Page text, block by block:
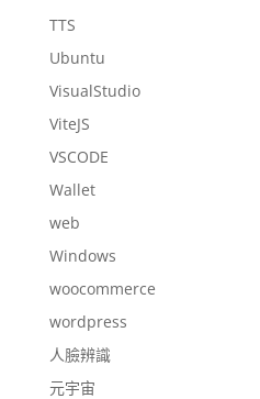
TTS
Ubuntu
VisualStudio
ViteJS
VSCODE
Wallet
web
Windows
woocommerce
wordpress
人臉辨識
元宇宙